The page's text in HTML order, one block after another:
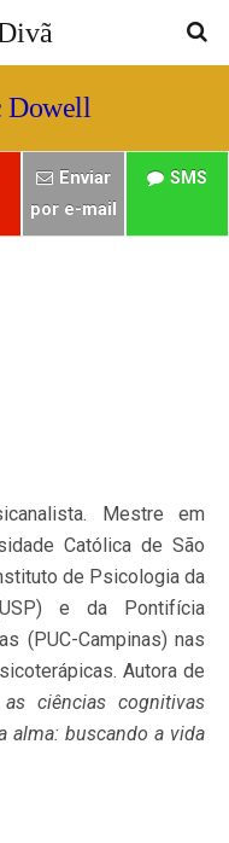
Dowell
Enviar
por e-mail
SMS
Mestre em
Católica de São
de Psicologia da
e da Pontifícia
(PUC-Campinas) nas
Autora de
ciências cognitivas
alma: buscando a vida